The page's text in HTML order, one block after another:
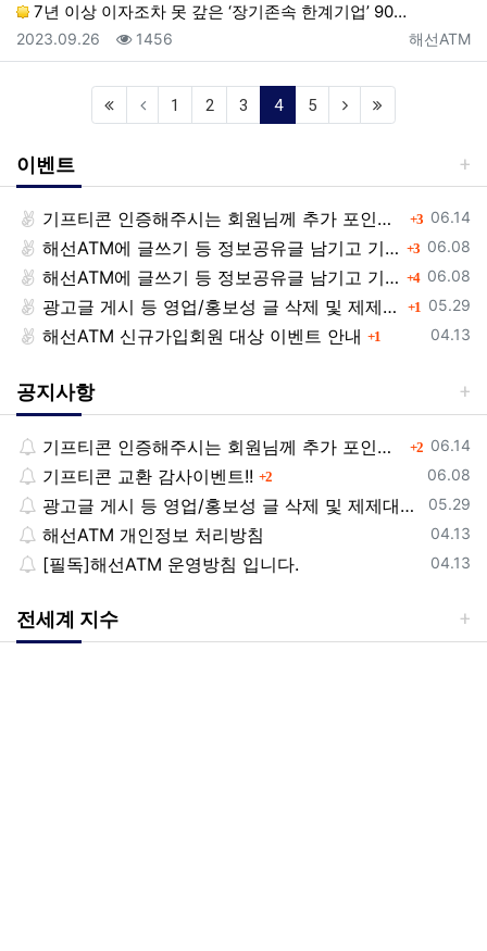
7년 이상 이자조차 못 갚은 ‘장기존속 한계기업’ 90…
등록자
해선ATM
등록일
2023.09.26 조회
1456
1 2 3 4(current)
5
이벤트
등록일
06.14
기프티콘 인증해주시는 회원님께 추가 포인트 쏩니다!! 3댓글
등록일
06.08
해선ATM에 글쓰기 등 정보공유글 남기고 기프티콘 받자! 3댓글
등록일
06.08
해선ATM에 글쓰기 등 정보공유글 남기고 기프티콘 받자! 4댓글
등록일
05.29
광고글 게시 등 영업/홍보성 글 삭제 및 제제대상입니다. 1댓글
등록일
04.13
해선ATM 신규가입회원 대상 이벤트 안내 1
공지사항
등록일
06.14
기프티콘 인증해주시는 회원님께 추가 포인트 쏩니다!! 2댓글
등록일
06.08
기프티콘 교환 감사이벤트!! 2댓글
등록일
05.29
광고글 게시 등 영업/홍보성 글 삭제 및 제제대상입니다.
등록일
04.13
해선ATM 개인정보 처리방침
등록일
04.13
[필독]해선ATM 운영방침 입니다.
전세계 지수